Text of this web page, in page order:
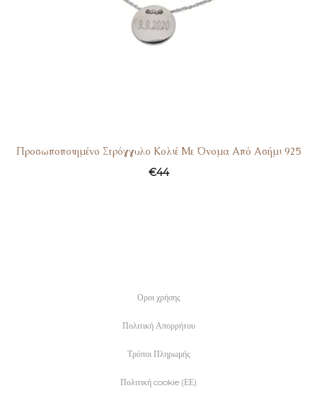
Προσωποποιημένο Στρόγγυλο Κολιέ Με Όνομα Από Ασήμι 925
€44
Οροι χρήσης
Πολιτική Απορρήτου
Τρόποι Πληρωμής
Πολιτική cookie (ΕΕ)